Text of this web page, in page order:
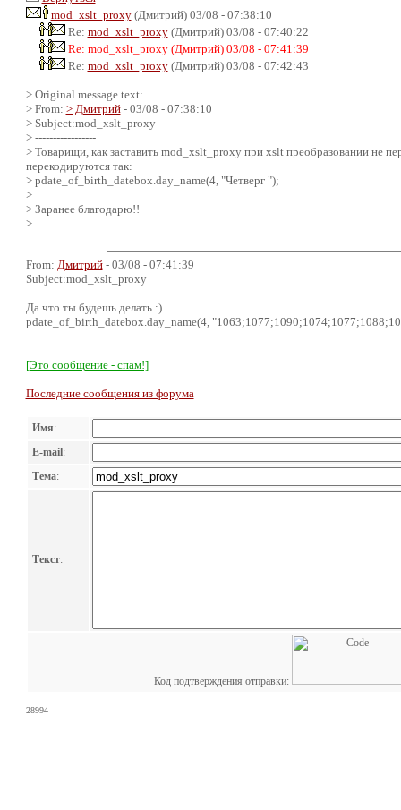
mod_xslt_proxy(Дмитрий) 03/08 - 07:38:10
Re: mod_xslt_proxy(Дмитрий) 03/08 - 07:40:22
Re: mod_xslt_proxy (Дмитрий) 03/08 - 07:41:39
Re: mod_xslt_proxy(Дмитрий) 03/08 - 07:42:43
> Original message text:
> From: > Дмитрий- 03/08 - 07:38:10
> Subject:mod_xslt_proxy
> -----------------
> Товарищи, как заставить mod_xslt_proxy при xslt преобразовании не
перекодируются так:
> pdate_of_birth_datebox.day_name(4, "Четверг ");
>
> Заранее благодарю!!
>
From: Дмитрий- 03/08 - 07:41:39
Subject:mod_xslt_proxy
-----------------
Да что ты будешь делать :)
pdate_of_birth_datebox.day_name(4,
[Это сообщение - спам!]
Последние сообщения из форума
Имя:
E-mail:
Тема:
Текст:
Код подтверждения отправки:
28994